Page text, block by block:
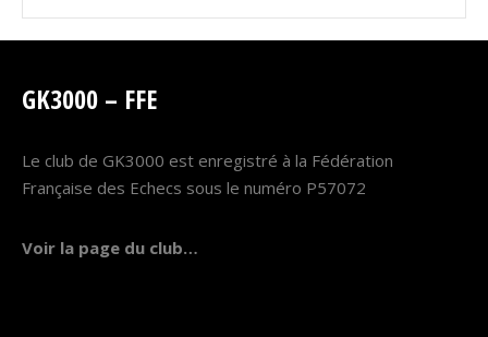
GK3000 – FFE
Le club de GK3000 est enregistré à la Fédération
Française des Echecs sous le numéro P57072
Voir la page du club…